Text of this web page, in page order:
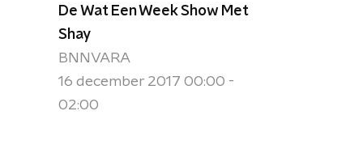
De Wat Een Week Show Met
Shay
BNNVARA
16 december 2017 00:00 -
02:00